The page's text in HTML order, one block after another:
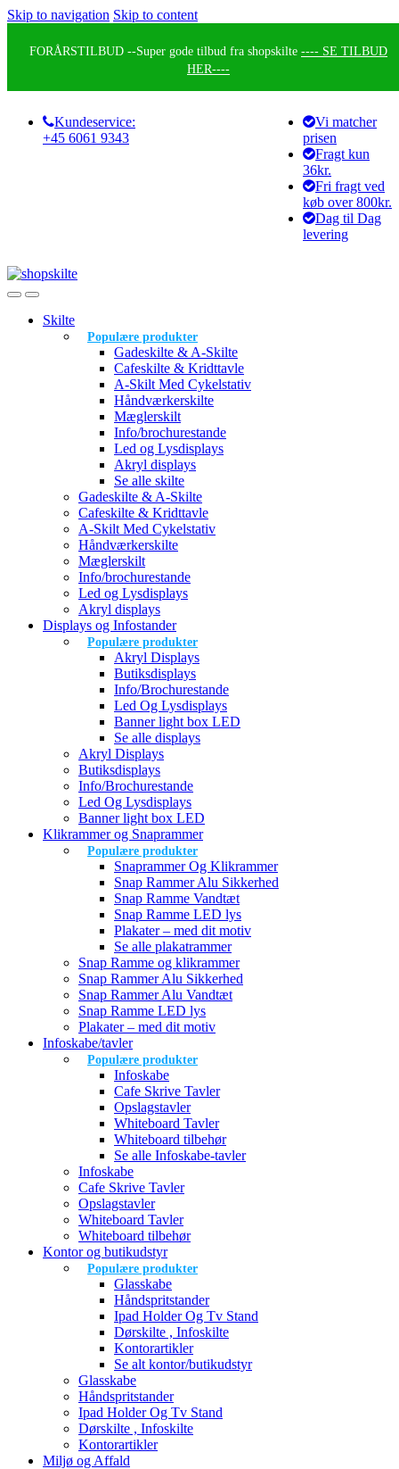
Skip to navigation Skip to content
FORÅRSTILBUD --Super gode tilbud fra shopskilte ---- SE TILBUD
HER----
Kundeservice:
+45 6061 9343
Vi matcher
prisen
Fragt kun
36kr.
Fri fragt ved
køb over 800kr.
Dag til Dag
levering
Skilte
Populære produkter
Gadeskilte & A-Skilte
Cafeskilte & Kridttavle
A-Skilt Med Cykelstativ
Håndværkerskilte
Mæglerskilt
Info/brochurestande
Led og Lysdisplays
Akryl displays
Se alle skilte
Gadeskilte & A-Skilte
Cafeskilte & Kridttavle
A-Skilt Med Cykelstativ
Håndværkerskilte
Mæglerskilt
Info/brochurestande
Led og Lysdisplays
Akryl displays
Displays og Infostander
Populære produkter
Akryl Displays
Butiksdisplays
Info/Brochurestande
Led Og Lysdisplays
Banner light box LED
Se alle displays
Akryl Displays
Butiksdisplays
Info/Brochurestande
Led Og Lysdisplays
Banner light box LED
Klikrammer og Snaprammer
Populære produkter
Snaprammer Og Klikrammer
Snap Rammer Alu Sikkerhed
Snap Ramme Vandtæt
Snap Ramme LED lys
Plakater – med dit motiv
Se alle plakatrammer
Snap Ramme og klikrammer
Snap Rammer Alu Sikkerhed
Snap Rammer Alu Vandtæt
Snap Ramme LED lys
Plakater – med dit motiv
Infoskabe/tavler
Populære produkter
Infoskabe
Cafe Skrive Tavler
Opslagstavler
Whiteboard Tavler
Whiteboard tilbehør
Se alle Infoskabe-tavler
Infoskabe
Cafe Skrive Tavler
Opslagstavler
Whiteboard Tavler
Whiteboard tilbehør
Kontor og butikudstyr
Populære produkter
Glasskabe
Håndspritstander
Ipad Holder Og Tv Stand
Dørskilte , Infoskilte
Kontorartikler
Se alt kontor/butikudstyr
Glasskabe
Håndspritstander
Ipad Holder Og Tv Stand
Dørskilte , Infoskilte
Kontorartikler
Miljø og Affald